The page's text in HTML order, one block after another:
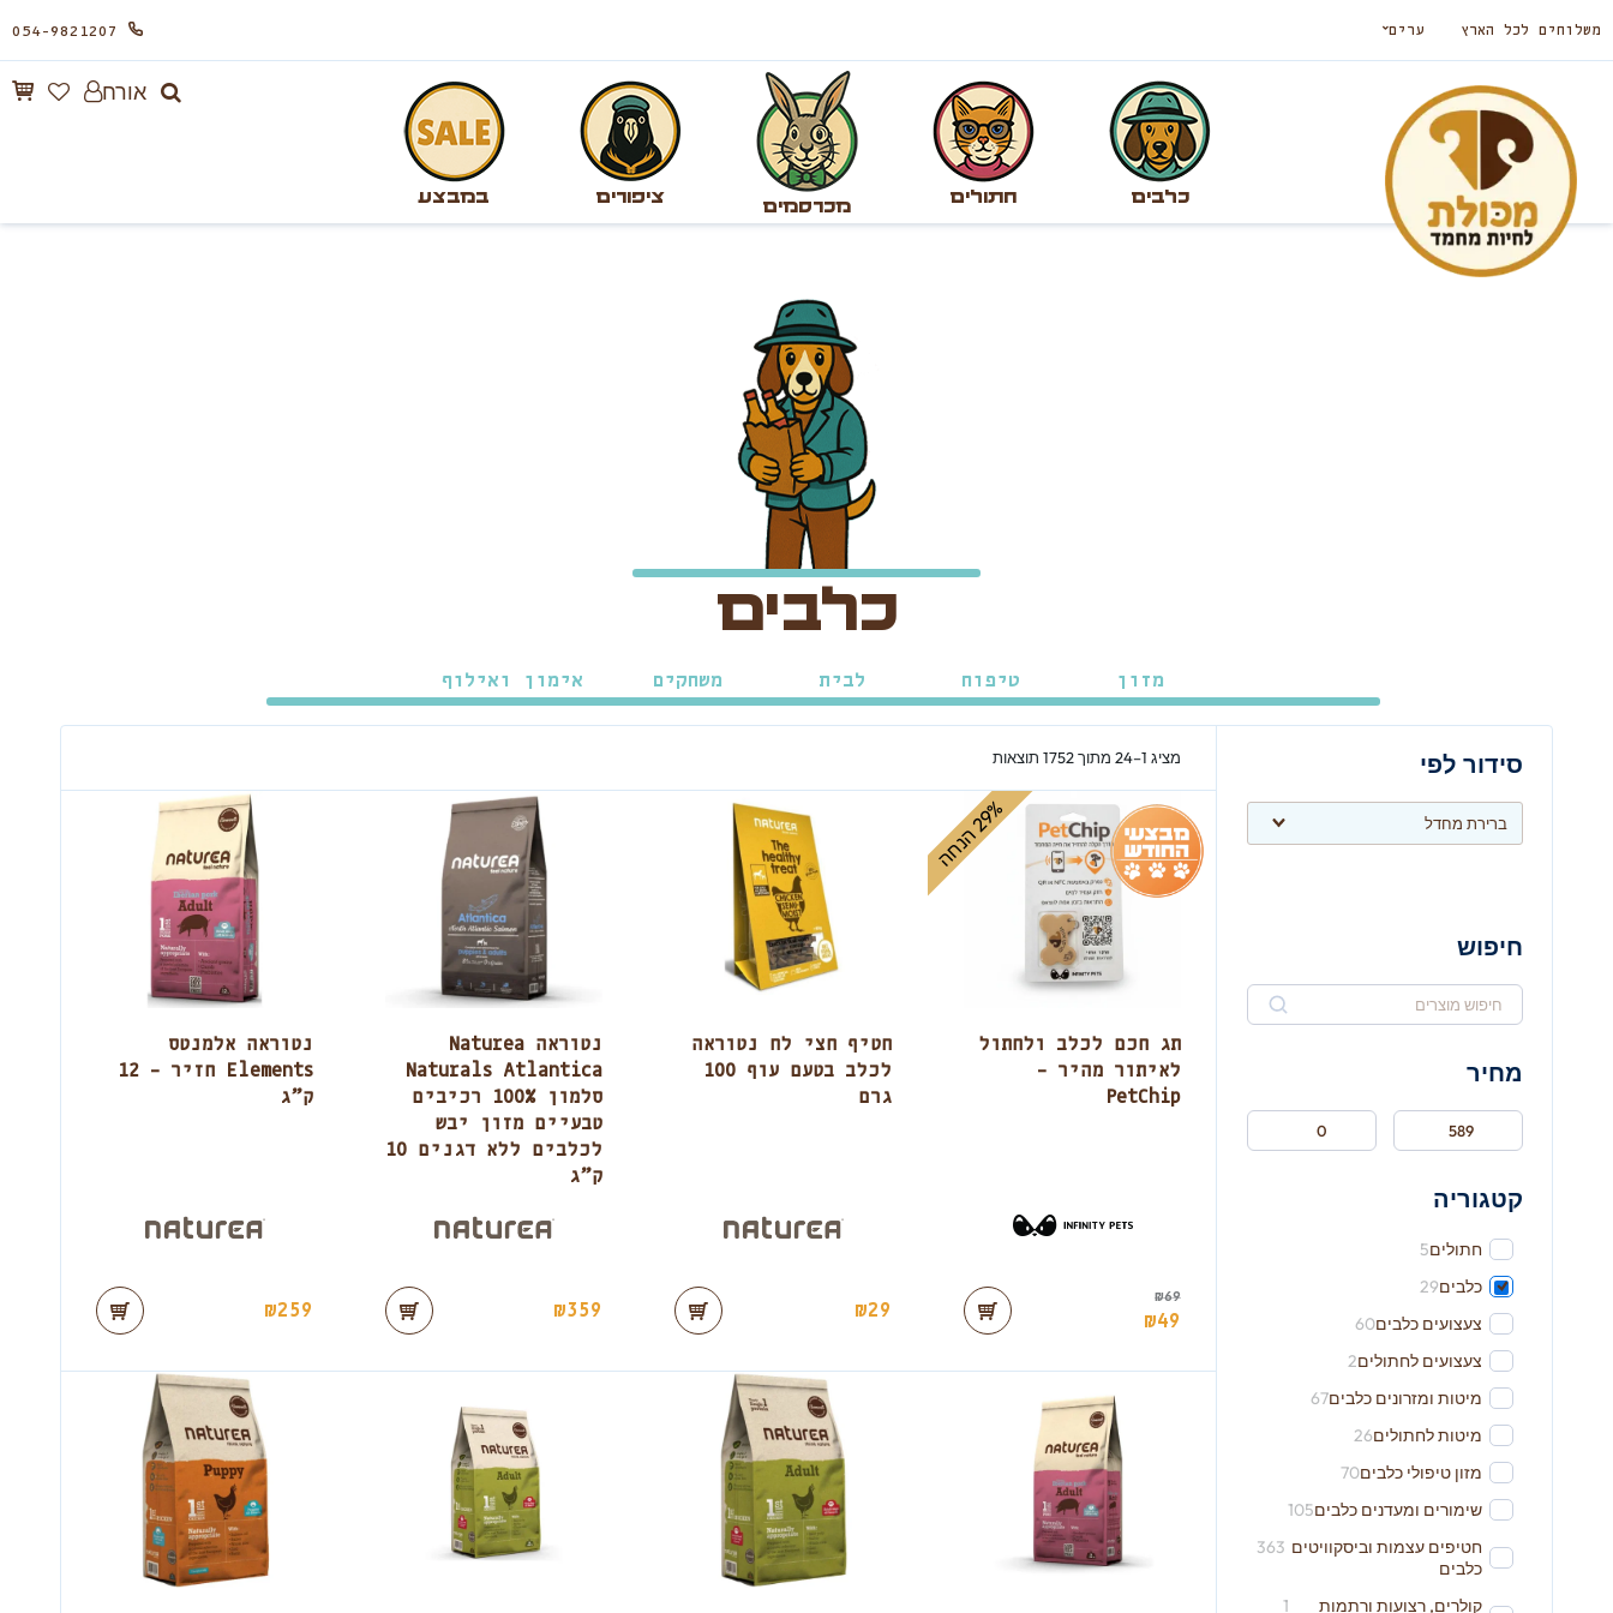
משלוחים לכל הארץ ערים 054-9821207
כלבים חתולים
מכרסמים
ציפורים במבצע
אורח
כלבים
מזון טיפוח לבית משחקים אימון ואילוף
סידור לפי
חיפוש
מחיר
קטגוריה
חתולים5
כלבים29
צעצועים כלבים60
צעצועים לחתולים2
מיטות ומזרונים כלבים67
מיטות לחתולים26
מזון טיפולי כלבים70
שימורים ומעדנים כלבים105
חטיפים עצמות וביסקוויטים
כלבים
363
קולרים, רצועות ורתמות
1
מציג 1–24 מתוך 1752 תוצאות
תג חכם לכלב ולחתול
לאיתור מהיר –
PetChip
₪69
₪49
2
9
%
ה
נ
ח
ה
חטיף חצי לח נטוראה
לכלב בטעם עוף 100
גרם
₪29
נטוראה Naturea
Naturals Atlantica
סלמון 100% רכיבים
טבעיים מזון יבש
לכלבים ללא דגנים 10
ק”ג
₪359
נטוראה אלמנטס
Elements חזיר – 12
ק”ג
₪259